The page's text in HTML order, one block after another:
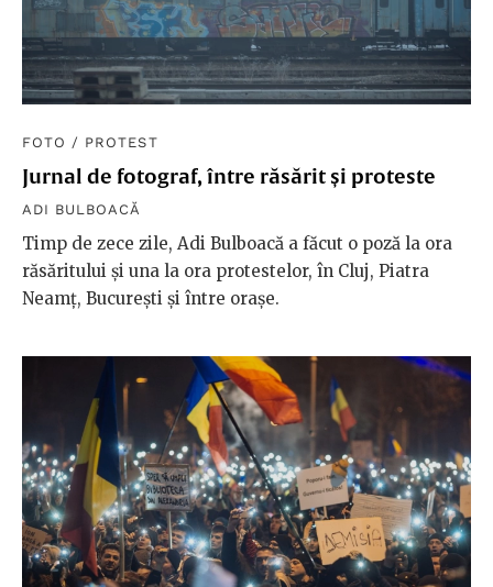
FOTO / PROTEST
Jurnal de fotograf, între răsărit și proteste
ADI BULBOACĂ
Timp de zece zile, Adi Bulboacă a făcut o poză la ora
răsăritului și una la ora protestelor, în Cluj, Piatra
Neamț, București și între orașe.